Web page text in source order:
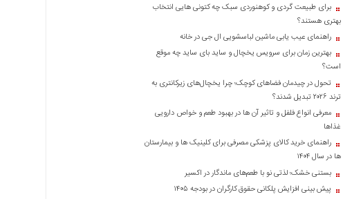
برای طبیعت گردی و کوهنوردی سبک چه کتونی هایی انتخاب
بهتری هستند؟
راهنمای عیب یابی ماشین لباسشویی ال جی در خانه
بهترین زمان برای سرویس یخچال و ساید بای ساید چه موقع
است؟
تحول در چیدمان فضاهای کوچک؛ چرا یخچال‌های زیرکانتری به
ترند ۲۰۲۶ تبدیل شدند؟
معرفی انواع فلفل و تاثیر آن ‌ها در بهبود طعم و خواص دارویی
غذاها
راهنمای خرید کالای پزشکی مصرفی برای کلینیک ها و بیمارستان
ها در سال ۱۴۰۴
بستنی خشک؛ لذتی نو با طعم‌های ماندگار در اکسیر
پیش بینی افزایش پلکانی حقوق کارگران در بودجه ۱۴۰۵